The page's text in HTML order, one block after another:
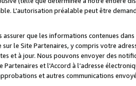
L'autorisation préalable peut être
assurer que les informations contenues
sur le Site Partenaires, y compris votre
et à jour. Nous pouvons envoyer des
Partenaires et l'Accord à l’adresse
et autres communications